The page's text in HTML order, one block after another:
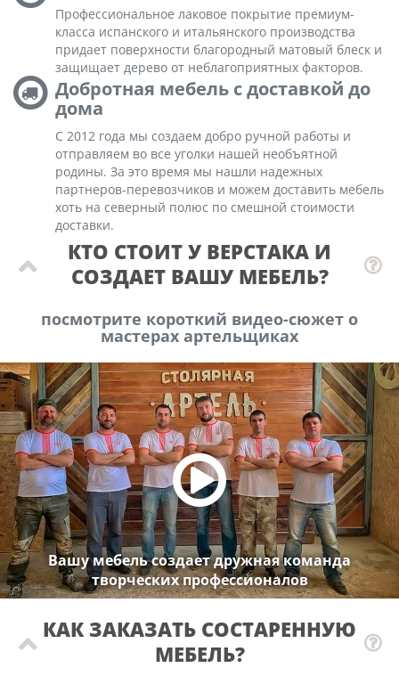
Профессиональное лаковое покрытие премиум-
класса испанского и итальянского производства
придает поверхности благородный матовый блеск и
защищает дерево от неблагоприятных факторов.
Добротная мебель с доставкой до
дома
С 2012 года мы создаем добро ручной работы и
отправляем во все уголки нашей необъятной
родины. За это время мы нашли надежных
партнеров-перевозчиков и можем доставить мебель
хоть на северный полюс по смешной стоимости
доставки.
КТО СТОИТ У ВЕРСТАКА И
СОЗДАЕТ ВАШУ МЕБЕЛЬ?
посмотрите короткий видео-сюжет о
мастерах артельщиках
Вашу мебель создает дружная команда
творческих профессионалов
КАК ЗАКАЗАТЬ СОСТАРЕННУЮ
МЕБЕЛЬ?